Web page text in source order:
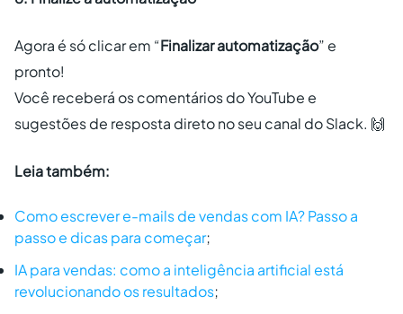
Agora é só clicar em “Finalizar automatização” e
pronto!
Você receberá os comentários do YouTube e
sugestões de resposta direto no seu canal do Slack. 🙌
Leia também:
Como escrever e-mails de vendas com IA? Passo a
passo e dicas para começar;
IA para vendas: como a inteligência artificial está
revolucionando os resultados;